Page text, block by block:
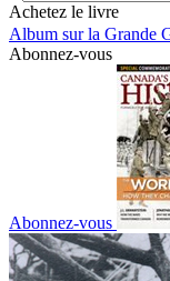
Achetez le livre
Album sur la Grande
Abonnez-vous
Abonnez-vous